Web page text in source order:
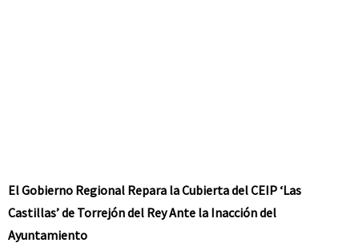
El Gobierno Regional Repara la Cubierta del CEIP ‘Las
Castillas’ de Torrejón del Rey Ante la Inacción del
Ayuntamiento